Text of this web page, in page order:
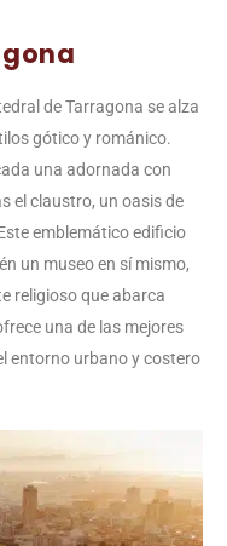
de Tarragona se alza
gótico y románico.
una adornada con
el claustro, un oasis de
emblemático edificio
un museo en sí mismo,
religioso que abarca
una de las mejores
entorno urbano y costero